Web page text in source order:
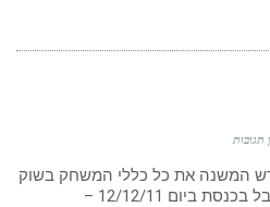
תגובות
המשנה את כל כללי המשחק בשוק
ביום 12/12/11 –